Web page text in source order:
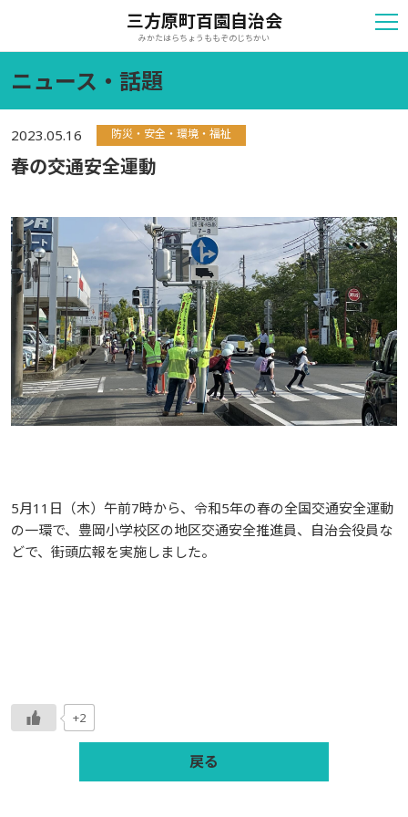
三方原町百園自治会
みかたはらちょうももぞのじちかい
ニュース・話題
2023.05.16 防災・安全・環境・福祉
春の交通安全運動
5月11日（木）午前7時から、令和5年の春の全国交通安全運動
の一環で、豊岡小学校区の地区交通安全推進員、自治会役員な
どで、街頭広報を実施しました。
+2
戻る